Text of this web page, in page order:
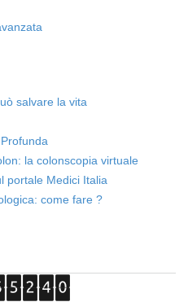
salvare la vita
la colonscopia virtuale
portale Medici Italia
come fare ?